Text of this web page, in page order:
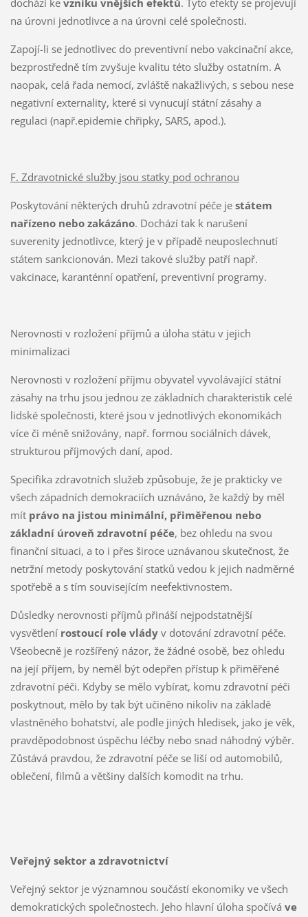
dochází ke vzniku vnějších efektů. Tyto efekty se projevují
na úrovni jednotlivce a na úrovni celé společnosti.
Zapojí-li se jednotlivec do preventivní nebo vakcinační akce,
bezprostředně tím zvyšuje kvalitu této služby ostatním. A
naopak, celá řada nemocí, zvláště nakažlivých, s sebou nese
negativní externality, které si vynucují státní zásahy a
regulaci (např.epidemie chřipky, SARS, apod.).
F. Zdravotnické služby jsou statky pod ochranou
Poskytování některých druhů zdravotní péče je státem
nařízeno nebo zakázáno. Dochází tak k narušení
suverenity jednotlivce, který je v případě neuposlechnutí
státem sankcionován. Mezi takové služby patří např.
vakcinace, karanténní opatření, preventivní programy.
Nerovnosti v rozložení příjmů a úloha státu v jejich
minimalizaci
Nerovnosti v rozložení příjmu obyvatel vyvolávající státní
zásahy na trhu jsou jednou ze základních charakteristik celé
lidské společnosti, které jsou v jednotlivých ekonomikách
více či méně snižovány, např. formou sociálních dávek,
strukturou příjmových daní, apod.
Specifika zdravotních služeb způsobuje, že je prakticky ve
všech západních demokraciích uznáváno, že každý by měl
mít právo na jistou minimální, přiměřenou nebo
základní úroveň zdravotní péče, bez ohledu na svou
finanční situaci, a to i přes široce uznávanou skutečnost, že
netržní metody poskytování statků vedou k jejich nadměrné
spotřebě a s tím souvisejícím neefektivnostem.
Důsledky nerovnosti příjmů přináší nejpodstatnější
vysvětlení rostoucí role vládyv dotování zdravotní péče.
Všeobecně je rozšířený názor, že žádné osobě, bez ohledu
na její příjem, by neměl být odepřen přístup k přiměřené
zdravotní péči. Kdyby se mělo vybírat, komu zdravotní péči
poskytnout, mělo by tak být učiněno nikoliv na základě
vlastněného bohatství, ale podle jiných hledisek, jako je věk,
pravděpodobnost úspěchu léčby nebo snad náhodný výběr.
Zůstává pravdou, že zdravotní péče se liší od automobilů,
oblečení, filmů a většiny dalších komodit na trhu.
Veřejný sektor a zdravotnictví
Veřejný sektor je významnou součástí ekonomiky ve všech
demokratických společnostech. Jeho hlavní úloha spočívá ve